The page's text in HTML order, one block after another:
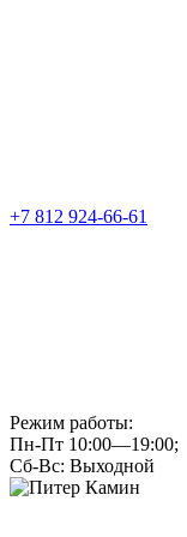
+7 812 924-66-61
Режим работы:
Пн-Пт 10:00—19:00;
Сб-Вс: Выходной